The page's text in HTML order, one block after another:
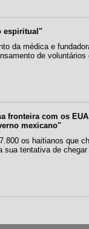
espiritual"
da médica e
de
fronteira com os
mexicano"
os haitianos que
sua tentativa de